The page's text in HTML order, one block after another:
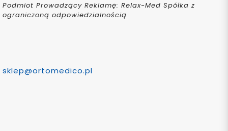
Podmiot Prowadzący Reklamę: Relax-Med Spółka z
ograniczoną odpowiedzialnością
sklep@ortomedico.pl